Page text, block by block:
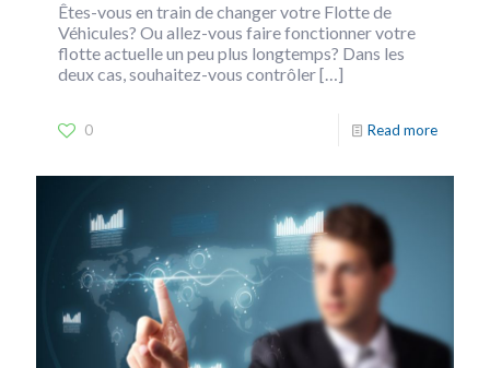
Êtes-vous en train de changer votre Flotte de
Véhicules? Ou allez-vous faire fonctionner votre
flotte actuelle un peu plus longtemps? Dans les
deux cas, souhaitez-vous contrôler[…]
0 Read more